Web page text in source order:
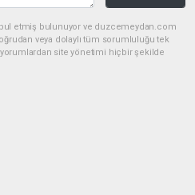
etmiş bulunuyor ve duzcemeydan.com
veya dolaylı tüm sorumluluğu tek
yorumlardan site yönetimi hiçbir şekilde